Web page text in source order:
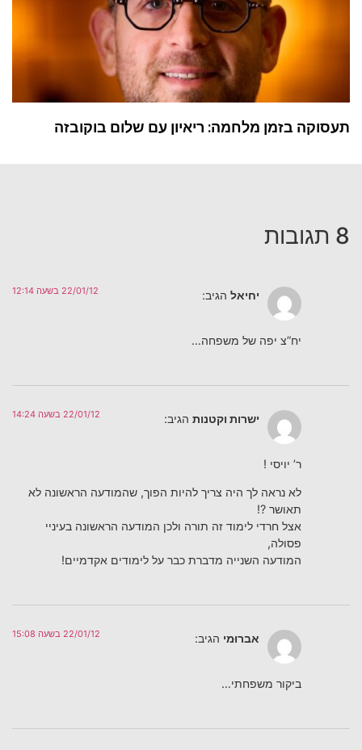
תעסוקה בזמן מלחמה: ריאיון עם שלום בוקובזה
8 תגובות
יחיאל הגיב: 22/01/12 בשעה 12:14
יח”צ יפה של משפחה…
ישרות וקטנות הגיב: 22/01/12 בשעה 14:24
ר’ יויסי !
לא נראה לך היה צריך להיות הפוך, שהמודעה הראשונה לא
תאושר ?!
אצל חרדי לימוד זה תורה ולכן המודעה הראשונה בעיניי
פסולה,
המודעה השנייה מדברת כבר על לימודים אקדמיים!
אברוּמי הגיב: 22/01/12 בשעה 15:08
ביקור משפחתי…